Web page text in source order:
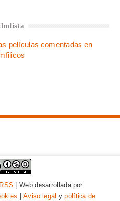
RSS | Web desarrollada por
|Aviso legal ypolítica de